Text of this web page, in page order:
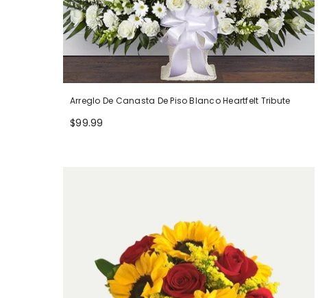
Arreglo De Canasta De Piso Blanco Heartfelt Tribute
$99.99